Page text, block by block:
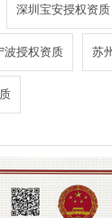
深圳宝安授权资质
波授权资质 苏